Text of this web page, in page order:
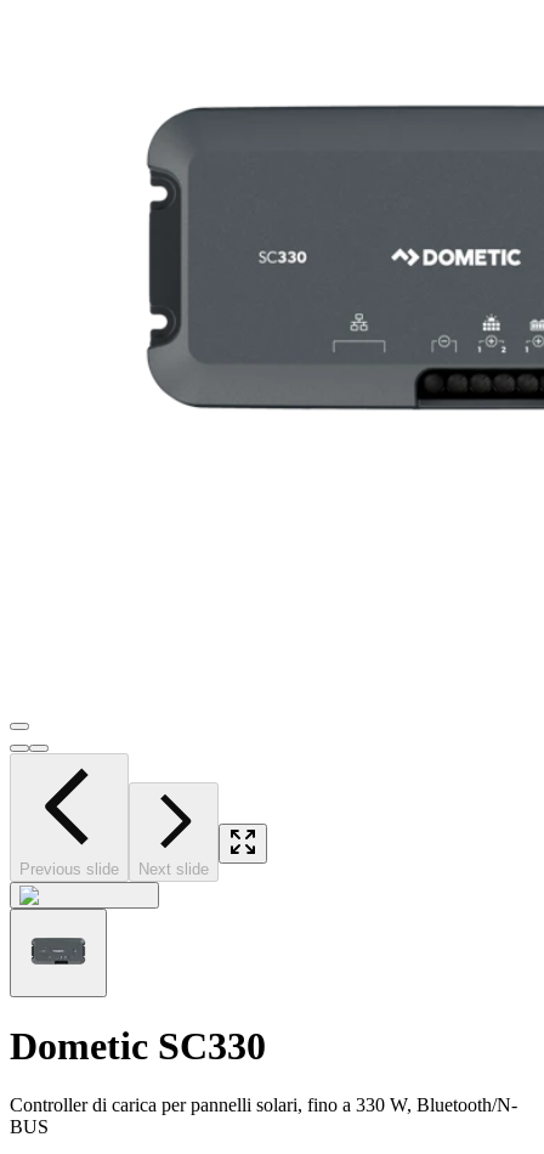
Previous slide Next slide
Dometic SC330
Controller di carica per pannelli solari, fino a 330 W, Bluetooth/N-
BUS